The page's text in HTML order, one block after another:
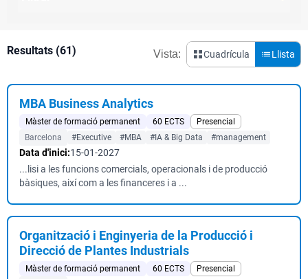
Resultats (61) Vista: Cuadrícula Llista
MBA Business Analytics
Màster de formació permanent 60 ECTS
Presencial
Barcelona
#Executive #MBA #IA & Big Data #management
Data d'inici:15-01-2027
...lisi a les funcions comercials, operacionals i de producció
bàsiques, així com a les financeres i a ...
Organització i Enginyeria de la Producció i
Direcció de Plantes Industrials
Màster de formació permanent 60 ECTS
Presencial